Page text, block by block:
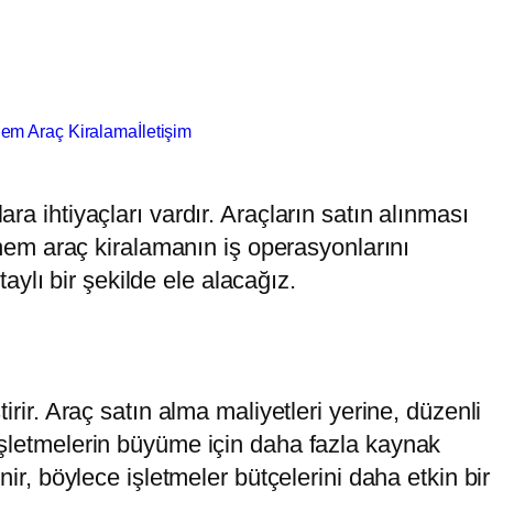
Araç Kiralama İletişim
vardır. Araçların satın alınması
araç kiralamanın iş operasyonlarını
bir şekilde ele alacağız.
Araç satın alma maliyetleri yerine, düzenli
büyüme için daha fazla kaynak
böylece işletmeler bütçelerini daha etkin bir